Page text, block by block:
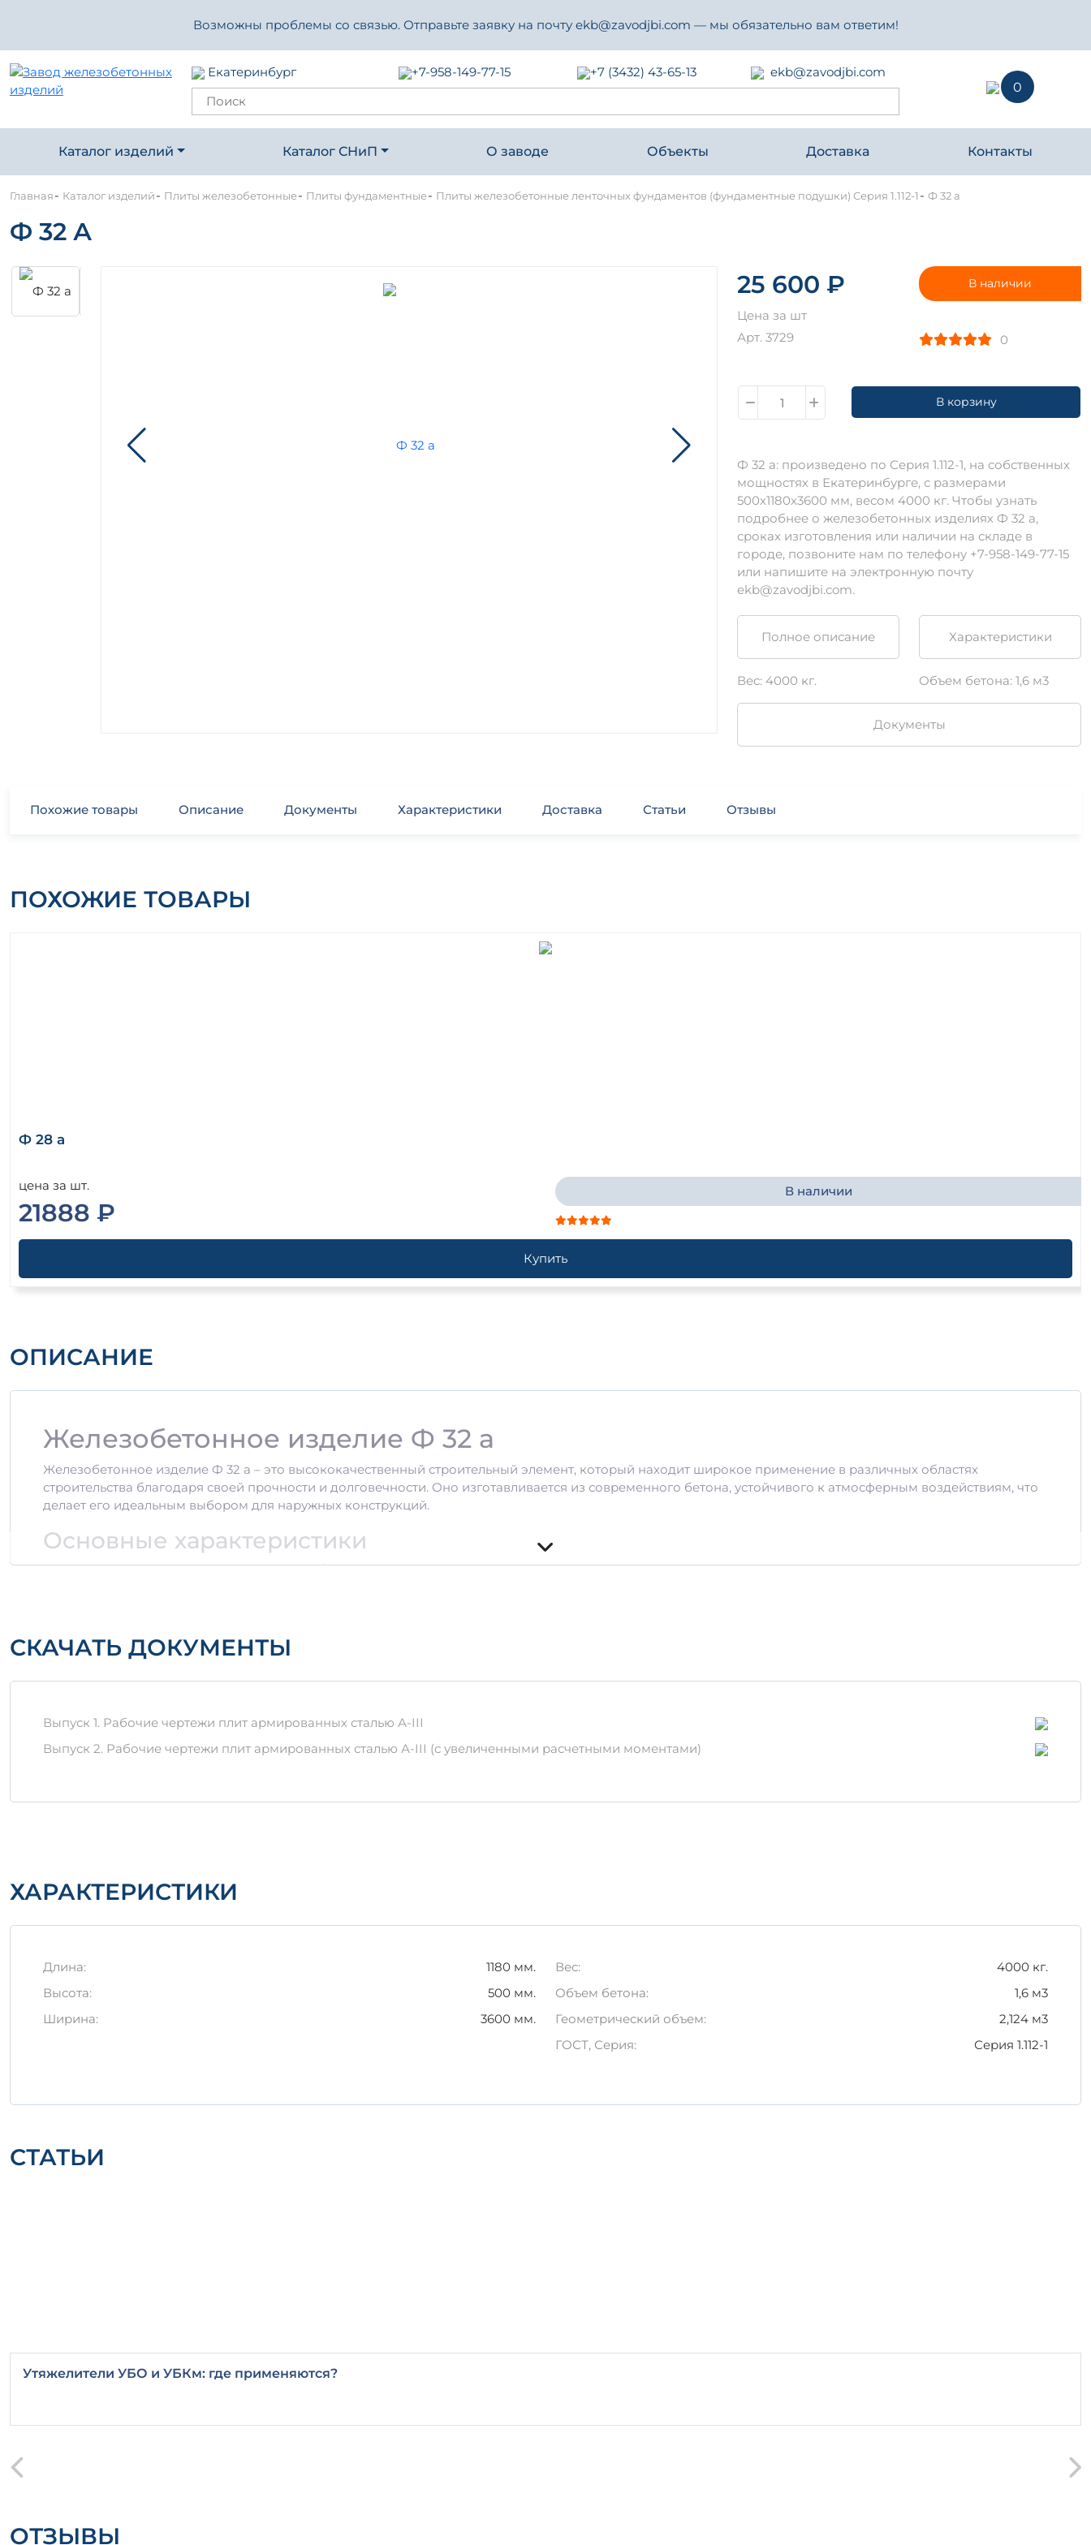
Возможны проблемы со связью. Отправьте заявку на почту ekb@zavodjbi.com — мы обязательно вам ответим!
Екатеринбург +7-958-149-77-15 +7 (3432) 43-65-13
ekb@zavodjbi.com
0
Каталог изделий Каталог СНиП О заводе Объекты Доставка Контакты
Главная- Каталог изделий- Плиты железобетонные- Плиты фундаментные- Плиты железобетонные ленточных фундаментов (фундаментные подушки) Серия 1.112-1 - Ф 32 а
Ф 32 А
25 600 ₽
Цена за шт
Арт. 3729
В наличии
0
В корзину
Ф 32 а: произведено по Серия 1.112-1, на собственных
мощностях в Екатеринбурге, с размерами
500х1180х3600 мм, весом 4000 кг. Чтобы узнать
подробнее о железобетонных изделиях Ф 32 а,
сроках изготовления или наличии на складе в
городе, позвоните нам по телефону +7-958-149-77-15
или напишите на электронную почту
ekb@zavodjbi.com.
Полное описание Характеристики
Вес: 4000 кг. Объем бетона: 1,6 м3
Документы
Похожие товары Описание Документы Характеристики Доставка Статьи Отзывы
ПОХОЖИЕ ТОВАРЫ
Ф 28 а
цена за шт.
21888 ₽
В наличии
Купить
ОПИСАНИЕ
Железобетонное изделие Ф 32 а
Железобетонное изделие Ф 32 а – это высококачественный строительный элемент, который находит широкое применение в различных областях
строительства благодаря своей прочности и долговечности. Оно изготавливается из современного бетона, устойчивого к атмосферным воздействиям, что
делает его идеальным выбором для наружных конструкций.
Основные характеристики
Размер: стандартные параметры для обеспечения универсальности использования
Преимущества изделия Ф 32 а
Долговечность:срок службы составляет более 50 лет при правильной эксплуатации.
Экономичность:невысокая ценовая категория и эффективность применения.
Хранение и транспортировка
Надежность и качество изделия Ф 32 а делают его идеальным выбором для вашего строительного проекта. Мы гарантируем, что вы получите товар,
который соответствует всем современным стандартам и требованиям.
СКАЧАТЬ ДОКУМЕНТЫ
Выпуск 1. Рабочие чертежи плит армированных сталью А-III
Выпуск 2. Рабочие чертежи плит армированных сталью А-III (с увеличенными расчетными моментами)
ХАРАКТЕРИСТИКИ
Длина:
1180 мм.
Высота:
500 мм.
Ширина:
3600 мм.
Вес:
4000 кг.
Объем бетона:
1,6 м3
Геометрический объем:
2,124 м3
ГОСТ, Серия:
Серия 1.112-1
СТАТЬИ
Утяжелители УБО и УБКм: где применяются?
ОТЗЫВЫ